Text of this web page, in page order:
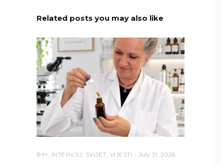
Related posts you may also like
BIH , INTERVJU , SVIJET, VIJESTI July 31, 2026